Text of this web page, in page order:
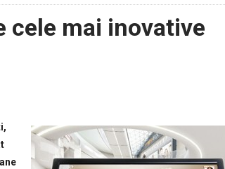
cele mai inovative